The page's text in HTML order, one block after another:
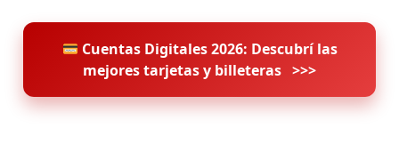
Cuentas Digitales 2026: Descubrí las
mejores tarjetas y billeteras >>>